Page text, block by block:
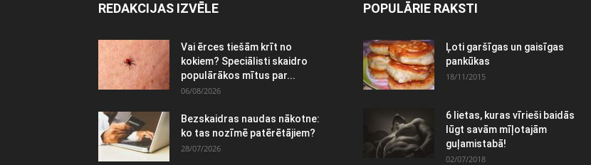
REDAKCIJAS IZVĒLE
Vai ērces tiešām krīt no
kokiem? Speciālisti skaidro
populārākos mītus par...
06/08/2026
Bezskaidras naudas nākotne:
ko tas nozīmē patērētājiem?
28/07/2026
POPULĀRIE RAKSTI
Ļoti garšīgas un gaisīgas
pankūkas
18/11/2015
6 lietas, kuras vīrieši baidās
lūgt savām mīļotajām
guļamistabā!
02/07/2018